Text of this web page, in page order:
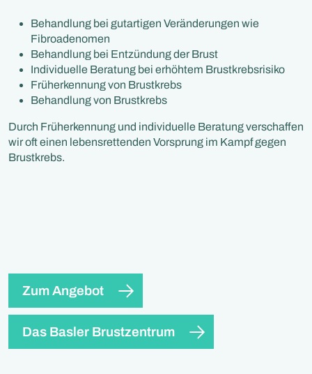
Behandlung bei gutartigen Veränderungen wie
Fibroadenomen
Behandlung bei Entzündung der Brust
Individuelle Beratung bei erhöhtem Brustkrebsrisiko
Früherkennung von Brustkrebs
Behandlung von Brustkrebs
Durch Früherkennung und individuelle Beratung verschaffen
wir oft einen lebensrettenden Vorsprung im Kampf gegen
Brustkrebs.
Zum Angebot
Das Basler Brustzentrum